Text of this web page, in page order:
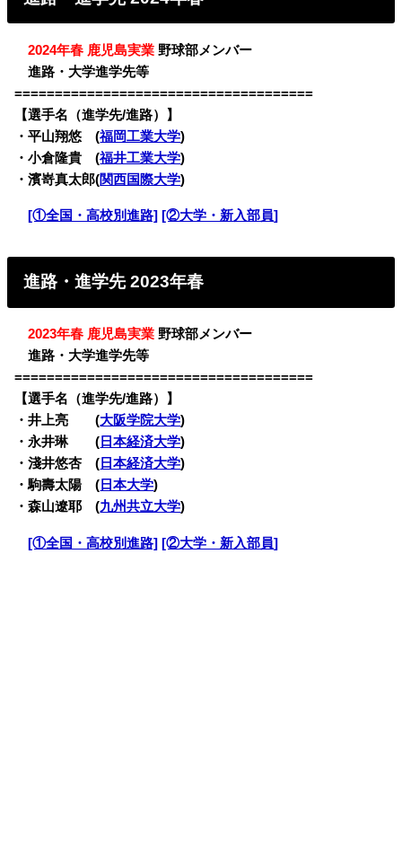
・2024年春 鹿児島実業 野球部メンバー
・進路・大学進学先等
=====================================
【選手名（進学先/進路）】
・平山翔悠 (福岡工業大学)
・小倉隆貴 (福井工業大学)
・濱嵜真太郎(関西国際大学)
[①全国・高校別進路] [②大学・新入部員]
進路・進学先 2023年春
・2023年春 鹿児島実業 野球部メンバー
・進路・大学進学先等
=====================================
【選手名（進学先/進路）】
・井上亮 (大阪学院大学)
・永井琳 ( 日本経済大学)
・淺井悠杏 ( 日本経済大学)
・駒壽太陽 ( 日本大学)
・森山遼耶 (九州共立大学)
・[①全国・高校別進路] [②大学・新入部員]